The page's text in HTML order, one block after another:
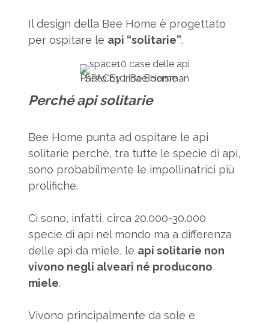
Il design della Bee Home è progettato
per ospitare le api “solitarie”.
SPACE10, Bee Home – Photo by Irina Boersman
Perché api solitarie
Bee Home punta ad ospitare le api
solitarie perchè, tra tutte le specie di api,
sono probabilmente le impollinatrici più
prolifiche.
Ci sono, infatti, circa 20.000-30.000
specie di api nel mondo ma a differenza
delle api da miele, le api solitarie non
vivono negli alveari né producono
miele.
Vivono principalmente da sole e